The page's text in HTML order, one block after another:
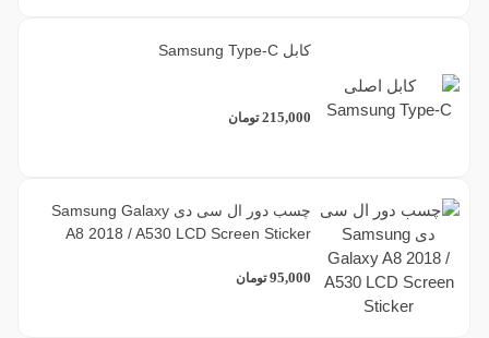
کابل Samsung Type-C
215,000 تومان
چسب دور ال سی دی Samsung Galaxy
A8 2018 / A530 LCD Screen Sticker
95,000 تومان